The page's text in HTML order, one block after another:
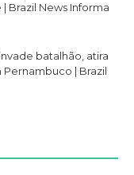
Brazil News Informa
batalhão, atira
| Brazil